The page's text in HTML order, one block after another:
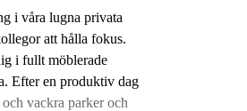
i våra lugna privata
att hålla fokus.
i fullt möblerade
Efter en produktiv dag
vackra parker och